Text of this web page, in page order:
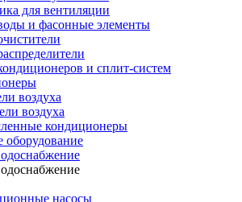
для вентиляции
и фасонные элементы
и сплит-систем
воздуха
воздуха
кондиционеры
оборудование
насосы